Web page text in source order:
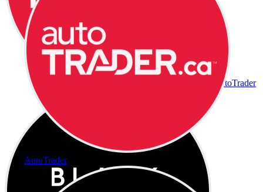
AutoTrader
AutoTrader